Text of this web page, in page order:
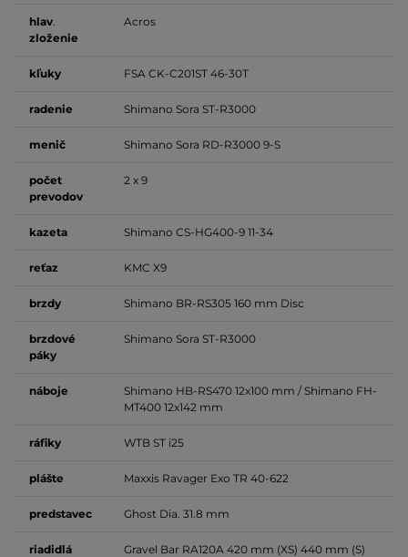
hlav.
zloženie
Acros
kľuky FSA CK-C201ST 46-30T
radenie Shimano Sora ST-R3000
menič Shimano Sora RD-R3000 9-S
počet
prevodov
2 x 9
kazeta Shimano CS-HG400-9 11-34
reťaz KMC X9
brzdy Shimano BR-RS305 160 mm Disc
brzdové
páky
Shimano Sora ST-R3000
náboje
Shimano HB-RS470 12x100 mm / Shimano FH-
MT400 12x142 mm
ráfiky WTB ST i25
plášte Maxxis Ravager Exo TR 40-622
predstavec Ghost Dia. 31.8 mm
riadidlá
Gravel Bar RA120A 420 mm (XS) 440 mm (S)